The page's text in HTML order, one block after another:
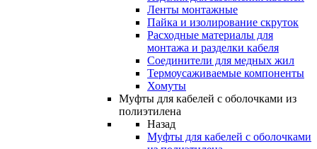
Ленты монтажные
Пайка и изолирование скруток
Расходные материалы для
монтажа и разделки кабеля
Соединители для медных жил
Термоусаживаемые компоненты
Хомуты
Муфты для кабелей с оболочками из
полиэтилена
Назад
Муфты для кабелей с оболочками